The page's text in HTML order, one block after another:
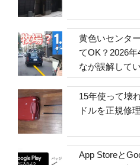
黄色いセンタ
てOK？2026
なが誤解して
15年使って壊
ドルを正規修
App Storeと